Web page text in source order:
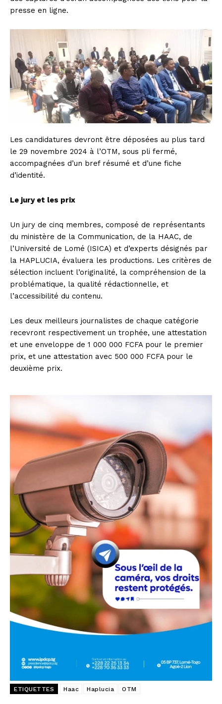
presse en ligne.
Les candidatures devront être déposées au plus tard
le 29 novembre 2024 à l’OTM, sous pli fermé,
accompagnées d’un bref résumé et d’une fiche
d’identité.
Le jury et les prix
Un jury de cinq membres, composé de représentants
du ministère de la Communication, de la HAAC, de
l’Université de Lomé (ISICA) et d’experts désignés par
la HAPLUCIA, évaluera les productions. Les critères de
sélection incluent l’originalité, la compréhension de la
problématique, la qualité rédactionnelle, et
l’accessibilité du contenu.
Les deux meilleurs journalistes de chaque catégorie
recevront respectivement un trophée, une attestation
et une enveloppe de 1 000 000 FCFA pour le premier
prix, et une attestation avec 500 000 FCFA pour le
deuxième prix.
ETIQUETTES Haac Haplucia OTM